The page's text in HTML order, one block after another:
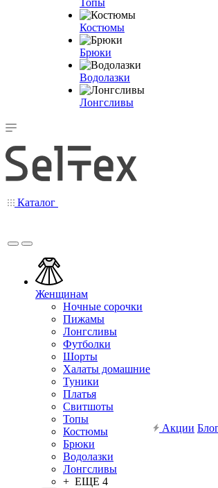
Топы
Костюмы
Брюки
Водолазки
Лонгсливы
Каталог
Женщинам
Ночные сорочки
Пижамы
Лонгсливы
Футболки
Шорты
Халаты домашние
Туники
Платья
Свитшоты
Топы
Костюмы
Брюки
Водолазки
Лонгсливы
+ ЕЩЕ 4
Акции